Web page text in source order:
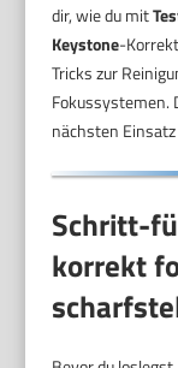
dir, wie du mit
Keystone-
Tricks zur
Fokussystemen.
nächsten
Schritt-
korrekt